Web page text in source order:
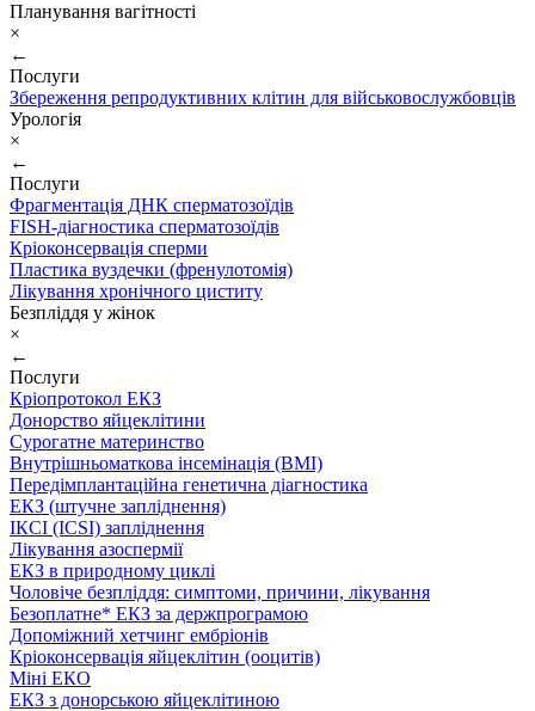
Планування вагітності
×
←
Послуги
Збереження репродуктивних клітин для військовослужбовців
Урологія
×
←
Послуги
Фрагментація ДНК сперматозоїдів
FISH-діагностика сперматозоїдів
Кріоконсервація сперми
Пластика вуздечки (френулотомія)
Лікування хронічного циститу
Безпліддя у жінок
×
←
Послуги
Кріопротокол ЕКЗ
Донорство яйцеклітини
Сурогатне материнство
Внутрішньоматкова інсемінація (ВМІ)
Передімплантаційна генетична діагностика
ЕКЗ (штучне запліднення)
ІКСІ (ICSI) запліднення
Лікування азоспермії
ЕКЗ в природному циклі
Чоловіче безпліддя: симптоми, причини, лікування
Безоплатне* ЕКЗ за держпрограмою
Допоміжний хетчинг ембріонів
Кріоконсервація яйцеклітин (ооцитів)
Міні ЕКО
ЕКЗ з донорською яйцеклітиною